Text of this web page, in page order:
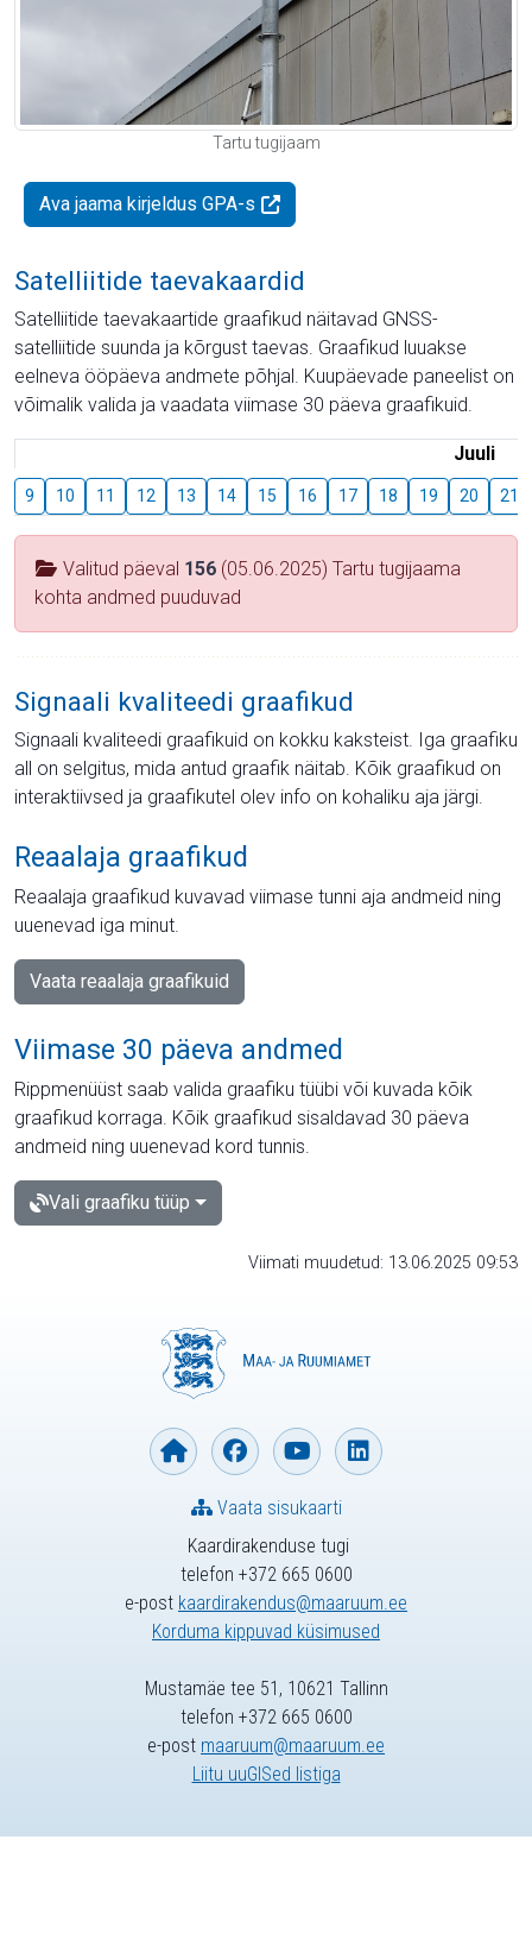
Tartu tugijaam
Ava jaama kirjeldus GPA-s
Satelliitide taevakaardid
Satelliitide taevakaartide graafikud näitavad GNSS-
satelliitide suunda ja kõrgust taevas. Graafikud luuakse
eelneva ööpäeva andmete põhjal. Kuupäevade paneelist on
võimalik valida ja vaadata viimase 30 päeva graafikuid.
Juuli
9 10 11 12 13 14 15 16 17 18 19 20 21
Valitud päeval 156 (05.06.2025) Tartu tugijaama
kohta andmed puuduvad
Signaali kvaliteedi graafikud
Signaali kvaliteedi graafikuid on kokku kaksteist. Iga graafiku
all on selgitus, mida antud graafik näitab. Kõik graafikud on
interaktiivsed ja graafikutel olev info on kohaliku aja järgi.
Reaalaja graafikud
Reaalaja graafikud kuvavad viimase tunni aja andmeid ning
uuenevad iga minut.
Vaata reaalaja graafikuid
Viimase 30 päeva andmed
Rippmenüüst saab valida graafiku tüübi või kuvada kõik
graafikud korraga. Kõik graafikud sisaldavad 30 päeva
andmeid ning uuenevad kord tunnis.
Vali graafiku tüüp
Viimati muudetud: 13.06.2025 09:53
Kaardirakenduse tugi
telefon +372 665 0600
e-post kaardirakendus@maaruum.ee
Korduma kippuvad küsimused
Vaata sisukaarti
Mustamäe tee 51, 10621 Tallinn
telefon +372 665 0600
e-post maaruum@maaruum.ee
Liitu uuGISed listiga